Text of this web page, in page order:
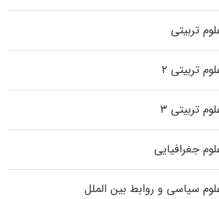
تربیتی
تربیتی ۲
تربیتی ۳
جغرافیایی
سیاسی و روابط بین الملل